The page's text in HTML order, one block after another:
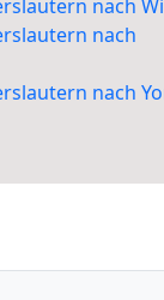
nach
nach
nach